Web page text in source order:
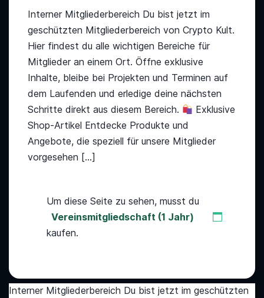
Interner Mitgliederbereich Du bist jetzt im
geschützten Mitgliederbereich von Crypto Kult.
Hier findest du alle wichtigen Bereiche für
Mitglieder an einem Ort. Öffne exklusive
Inhalte, bleibe bei Projekten und Terminen auf
dem Laufenden und erledige deine nächsten
Schritte direkt aus diesem Bereich.
Exklusive
Shop-Artikel Entdecke Produkte und
Angebote, die speziell für unsere Mitglieder
vorgesehen […]
Um diese Seite zu sehen, musst du
Vereinsmitgliedschaft (1 Jahr)
kaufen.
Interner Mitgliederbereich Du bist jetzt im geschützten